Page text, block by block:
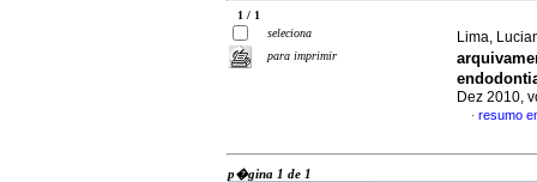
1 / 1
seleciona
para imprimir
Lima,
Dez 2010,
· resumo
p�gina 1 de 1